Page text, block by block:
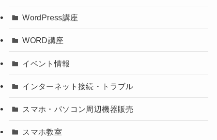
WordPress講座
WORD講座
イベント情報
インターネット接続・トラブル
スマホ・パソコン周辺機器販売
スマホ教室